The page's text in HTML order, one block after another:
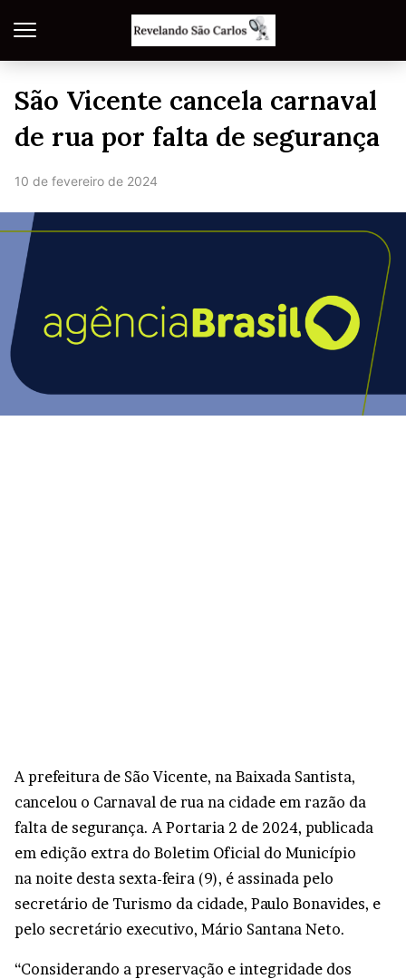
São Vicente cancela carnaval
de rua por falta de segurança
10 de fevereiro de 2024
A prefeitura de São Vicente, na Baixada Santista,
cancelou o Carnaval de rua na cidade em razão da
falta de segurança. A Portaria 2 de 2024, publicada
em edição extra do Boletim Oficial do Município
na noite desta sexta-feira (9), é assinada pelo
secretário de Turismo da cidade, Paulo Bonavides, e
pelo secretário executivo, Mário Santana Neto.
“Considerando a preservação e integridade dos